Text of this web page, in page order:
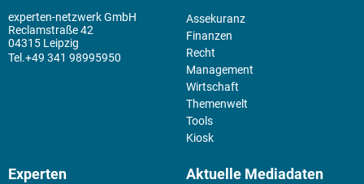
experten-netzwerk GmbH
Reclamstraße 42
04315 Leipzig
+49 341 98995950
Assekuranz
Finanzen
Recht
Management
Wirtschaft
Themenwelt
Tools
Kiosk
Experten Aktuelle Mediadaten